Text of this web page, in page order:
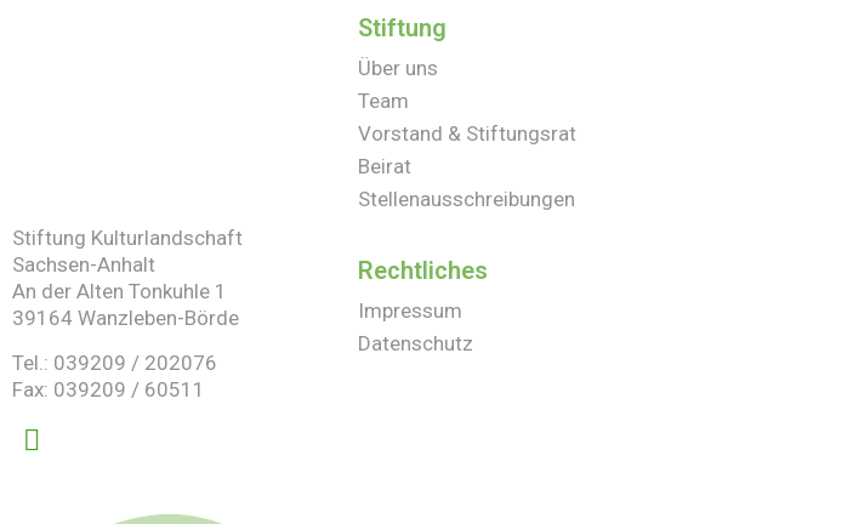
Stiftung Kulturlandschaft
Sachsen-Anhalt
An der Alten Tonkuhle 1
39164 Wanzleben-Börde
Tel.: 039209 / 202076
Fax: 039209 / 60511
Stiftung
Über uns
Team
Vorstand & Stiftungsrat
Beirat
Stellenausschreibungen
Rechtliches
Impressum
Datenschutz